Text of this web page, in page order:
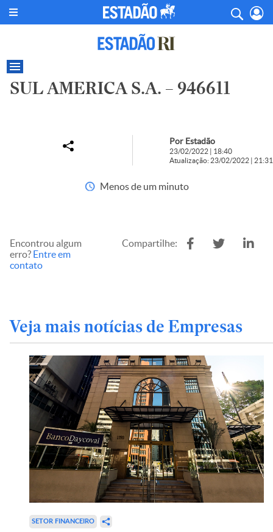
SUL AMERICA S.A. – 946611
Por Estadão
23/02/2022 | 18:40
Atualização: 23/02/2022 | 21:31
Menos de um minuto
Encontrou algum
erro? Entre em
contato
Compartilhe:
Veja mais notícias de Empresas
SETOR FINANCEIRO